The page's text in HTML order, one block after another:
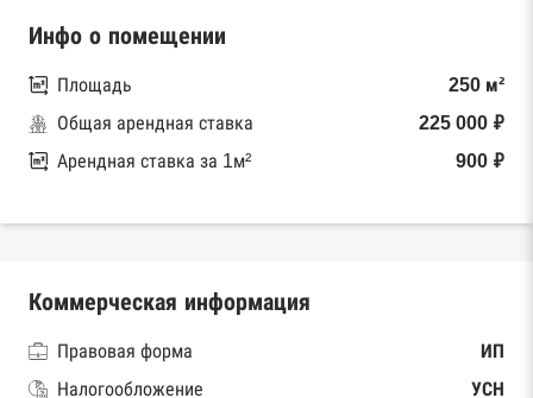
Инфо о помещении
Площадь
250 м²
Общая арендная ставка
225 000 ₽
Арендная ставка за 1м²
900 ₽
Коммерческая информация
Правовая форма
ИП
Налогообложение
УСН